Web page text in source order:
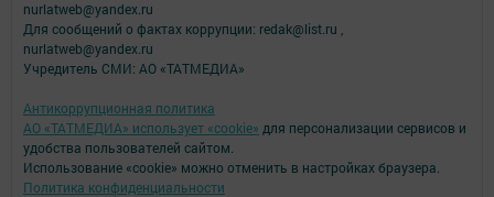
nurlatweb@yandex.ru
Для сообщений о фактах коррупции: redak@list.ru ,
nurlatweb@yandex.ru
Учредитель СМИ: АО «ТАТМЕДИА»
Антикоррупционная политика
АО «ТАТМЕДИА» использует «cookie» для персонализации сервисов и
удобства пользователей сайтом.
Использование «cookie» можно отменить в настройках браузера.
Политика конфиденциальности